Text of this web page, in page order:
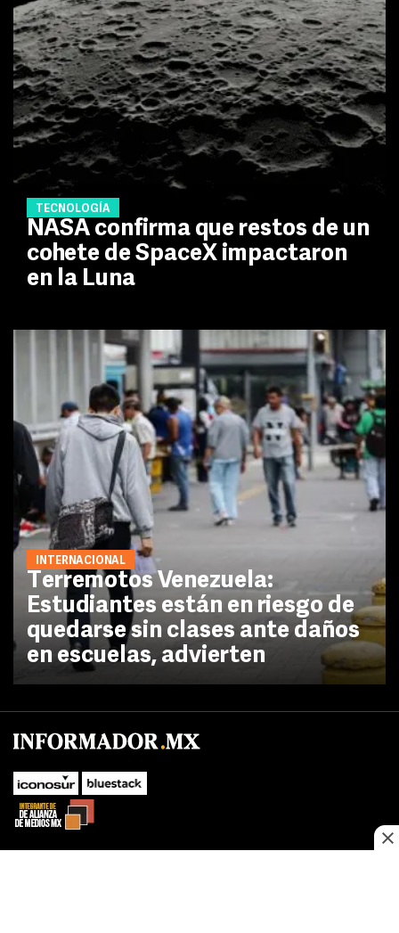
TECNOLOGÍA
NASA confirma que restos de un
cohete de SpaceX impactaron
en la Luna
INTERNACIONAL
Terremotos Venezuela:
Estudiantes están en riesgo de
quedarse sin clases ante daños
en escuelas, advierten